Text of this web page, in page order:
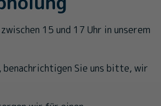
15 und 17 Uhr in unserem
Sie uns bitte, wir